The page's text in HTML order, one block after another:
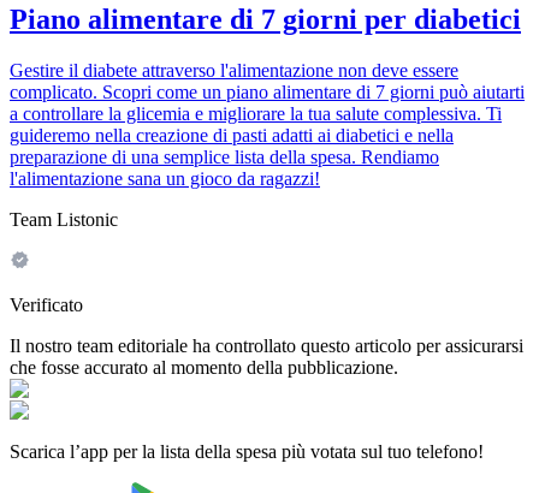
Piano alimentare di 7 giorni per diabetici
Gestire il diabete attraverso l'alimentazione non deve essere
complicato. Scopri come un piano alimentare di 7 giorni può aiutarti
a controllare la glicemia e migliorare la tua salute complessiva. Ti
guideremo nella creazione di pasti adatti ai diabetici e nella
preparazione di una semplice lista della spesa. Rendiamo
l'alimentazione sana un gioco da ragazzi!
Team Listonic
Verificato
Il nostro team editoriale ha controllato questo articolo per assicurarsi
che fosse accurato al momento della pubblicazione.
Scarica l’app per la lista della spesa più votata sul tuo telefono!